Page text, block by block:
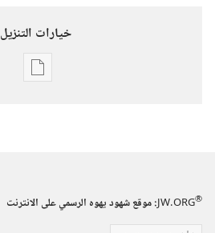
خيارات التنزيل
خيارات
مارس‏
JW.ORG®
:‏ موقع شهود يهوه الرسمي على الانترنت